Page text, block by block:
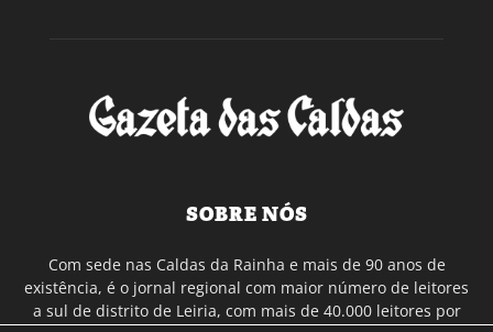
SOBRE NÓS
Com sede nas Caldas da Rainha e mais de 90 anos de
existência, é o jornal regional com maior número de leitores
a sul de distrito de Leiria, com mais de 40.000 leitores por